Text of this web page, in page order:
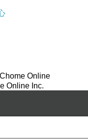
Online
Online Inc.